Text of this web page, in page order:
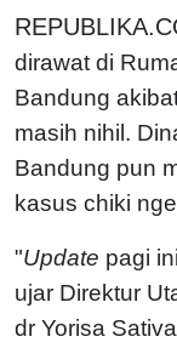
dirawat di
Bandung
masih nihil.
Bandung pun
kasus chiki
"Update pagi
ujar Direktur
dr Yorisa